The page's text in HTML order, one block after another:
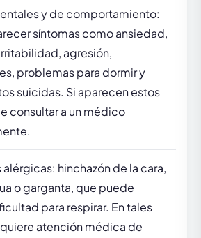
y de comportamiento:
síntomas como ansiedad,
agresión,
problemas para dormir y
suicidas. Si aparecen estos
consultar a un médico
hinchazón de la cara,
o garganta, que puede
para respirar. En tales
atención médica de